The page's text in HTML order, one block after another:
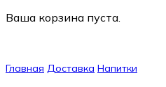
Ваша корзина пуста.
Главная Доставка Напитки